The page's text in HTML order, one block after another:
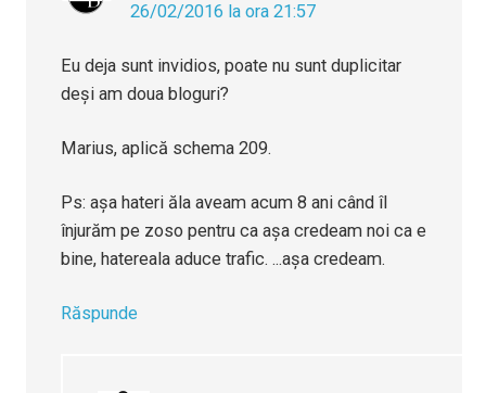
26/02/2016 la ora 21:57
Eu deja sunt invidios, poate nu sunt duplicitar
deși am doua bloguri?
Marius, aplică schema 209.
Ps: așa hateri ăla aveam acum 8 ani când îl
înjurăm pe zoso pentru ca așa credeam noi ca e
bine, hatereala aduce trafic. ...așa credeam.
Răspunde